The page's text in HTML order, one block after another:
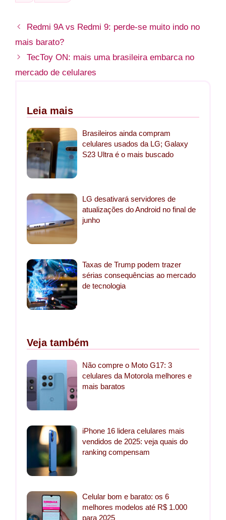
Redmi 9A vs Redmi 9: perde-se muito indo no
mais barato?
TecToy ON: mais uma brasileira embarca no
mercado de celulares
Leia mais
Brasileiros ainda compram
celulares usados da LG; Galaxy
S23 Ultra é o mais buscado
LG desativará servidores de
atualizações do Android no final de
junho
Taxas de Trump podem trazer
sérias consequências ao mercado
de tecnologia
Veja também
Não compre o Moto G17: 3
celulares da Motorola melhores e
mais baratos
iPhone 16 lidera celulares mais
vendidos de 2025: veja quais do
ranking compensam
Celular bom e barato: os 6
melhores modelos até R$ 1.000
para 2025